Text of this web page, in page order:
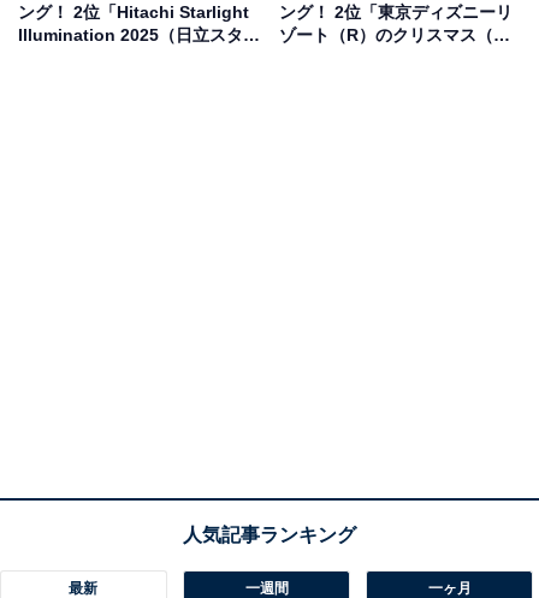
ング！ 2位「Hitachi Starlight
Illumination 2025（日立スタ―
ング！ 2位「東京ディズニーリ
ゾート（R）のクリスマス（東
最新 一週間 一ヶ月